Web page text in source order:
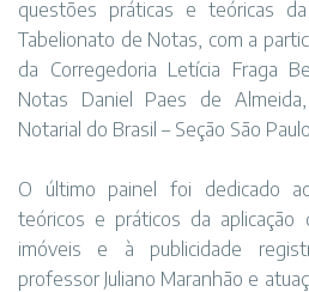
questões práticas e teóricas
Tabelionato de Notas, com a
da Corregedoria Letícia Fraga
Notas Daniel Paes de
Notarial do Brasil – Seção São
O último painel foi dedicado
teóricos e práticos da
imóveis e à publicidade
professor Juliano Maranhão e